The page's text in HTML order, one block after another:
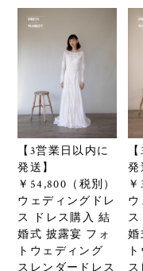
【3営業日以内に
発送】
￥54,800（税別）
ウェディングドレ
ス ドレス購入 結
婚式 披露宴 フォ
トウェディング
スレンダードレス
発
ウ
婚
ス